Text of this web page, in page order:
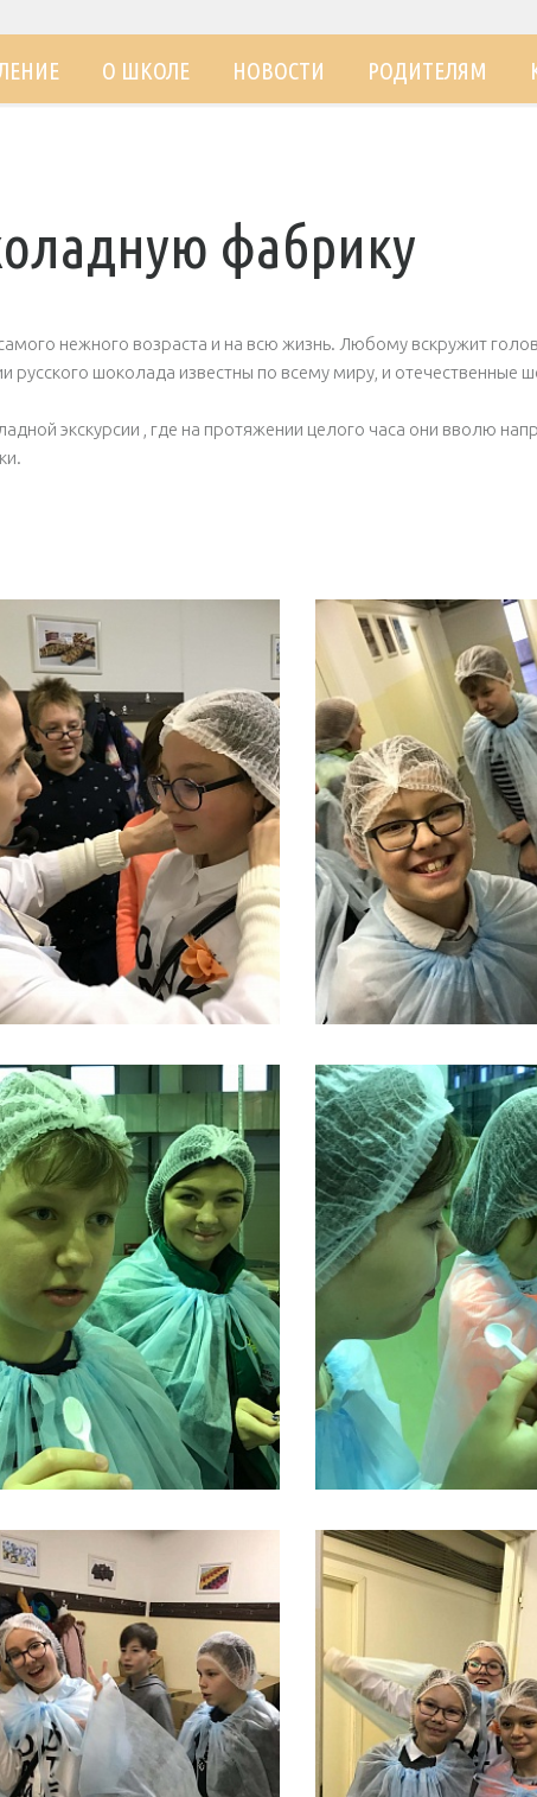
О ШКОЛЕ НОВОСТИ РОДИТЕЛЯМ
фабрику
нежного возраста и на всю жизнь. Любому вскружит
русского шоколада известны по всему миру, и отечественные
экскурсии , где на протяжении целого часа они вволю